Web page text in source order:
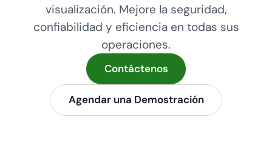
visualización. Mejore la seguridad,
confiabilidad y eficiencia en todas sus
operaciones.
Contáctenos
Agendar una Demostración